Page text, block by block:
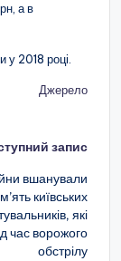
а в
у 2018 році.
Джерело
запис
вшанували
київських
які
час ворожого
обстрілу